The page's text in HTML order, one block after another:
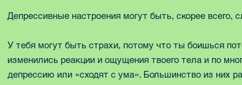
Депрессивные настроения могут быть, скорее всего,
У тебя могут быть страхи, потому что ты боишься
изменились реакции и ощущения твоего тела и по
депрессию или «сходят с ума». Большинство из них